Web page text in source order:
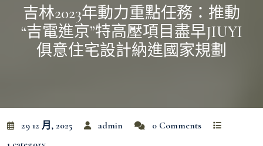
吉林2023年動力重點任務：推動
“吉電進京”特高壓項目盡早JIUYI
俱意住宅設計納進國家規劃
29 12 月, 2025 admin
0 Comments